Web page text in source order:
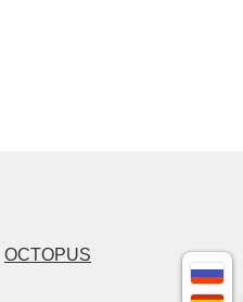
OCTOPUS